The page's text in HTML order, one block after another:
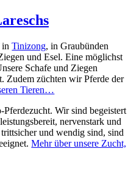
inTinizong, in Graubünden
und Esel. Eine möglichst
Schafe und Ziegen
Zudem züchten wir Pferde der
Tieren…
Pferdezucht. Wir sind begeistert
nervenstark und
und wendig sind, sind
Mehr über unsere Zucht,